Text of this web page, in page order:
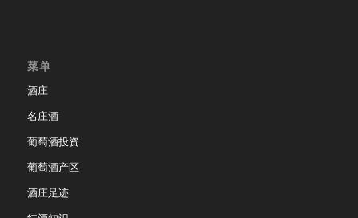
菜单
酒庄
名庄酒
葡萄酒投资
葡萄酒产区
酒庄足迹